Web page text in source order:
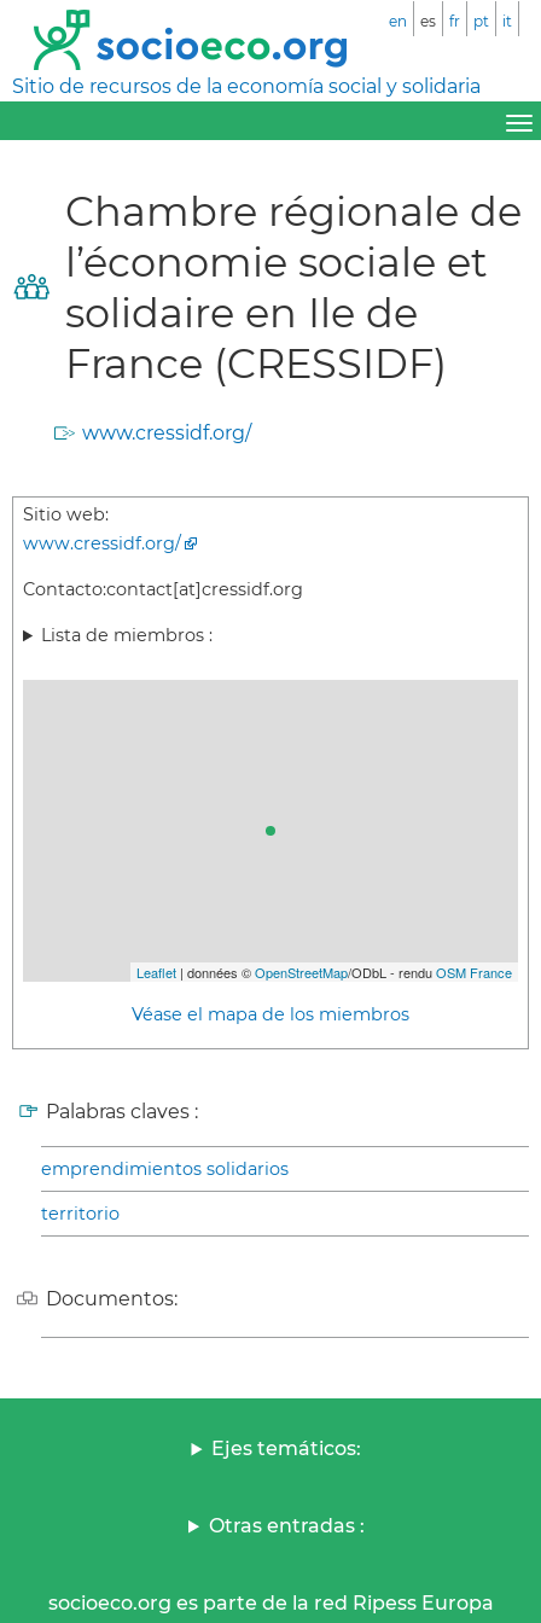
Sitio de recursos de la economía social y solidaria
en es fr pt it
Chambre régionale de
l’économie sociale et
solidaire en Ile de
France (CRESSIDF)
www.cressidf.org/
Sitio web:
www.cressidf.org/
Contacto:contact[at]cressidf.org
Lista de miembros :
Leaflet | données ©OpenStreetMap/ODbL - renduOSM France
Véase el mapa de los miembros
Palabras claves :
emprendimientos solidarios
territorio
Documentos:
Ejes temáticos:
Otras entradas :
socioeco.org es parte de la red Ripess Europa